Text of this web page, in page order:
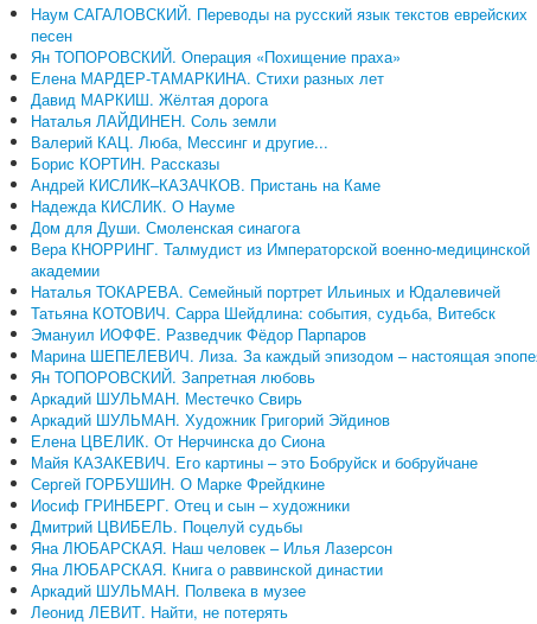
Наум САГАЛОВСКИЙ. Переводы на русский язык текстов еврейских
песен
Ян ТОПОРОВСКИЙ. Операция «Похищение праха»
Елена МАРДЕР-ТАМАРКИНА. Стихи разных лет
Давид МАРКИШ. Жёлтая дорога
Наталья ЛАЙДИНЕН. Соль земли
Валерий КАЦ. Люба, Мессинг и другие...
Борис КОРТИН. Рассказы
Андрей КИСЛИК–КАЗАЧКОВ. Пристань на Каме
Надежда КИСЛИК. О Науме
Дом для Души. Смоленская синагога
Вера КНОРРИНГ. Талмудист из Императорской военно-медицинской
академии
Наталья ТОКАРЕВА. Семейный портрет Ильиных и Юдалевичей
Татьяна КОТОВИЧ. Сарра Шейдлина: события, судьба, Витебск
Эмануил ИОФФЕ. Разведчик Фёдор Парпаров
Марина ШЕПЕЛЕВИЧ. Лиза. За каждый эпизодом – настоящая
Ян ТОПОРОВСКИЙ. Запретная любовь
Аркадий ШУЛЬМАН. Местечко Свирь
Аркадий ШУЛЬМАН. Художник Григорий Эйдинов
Елена ЦВЕЛИК. От Нерчинска до Сиона
Майя КАЗАКЕВИЧ. Его картины – это Бобруйск и бобруйчане
Сергей ГОРБУШИН. О Марке Фрейдкине
Иосиф ГРИНБЕРГ. Отец и сын – художники
Дмитрий ЦВИБЕЛЬ. Поцелуй судьбы
Яна ЛЮБАРСКАЯ. Наш человек – Илья Лазерсон
Яна ЛЮБАРСКАЯ. Книга о раввинской династии
Аркадий ШУЛЬМАН. Полвека в музее
Леонид ЛЕВИТ. Найти, не потерять